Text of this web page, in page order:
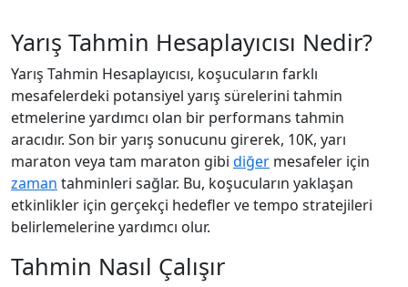
Yarış Tahmin Hesaplayıcısı Nedir?
Yarış Tahmin Hesaplayıcısı, koşucuların farklı
mesafelerdeki potansiyel yarış sürelerini tahmin
etmelerine yardımcı olan bir performans tahmin
aracıdır. Son bir yarış sonucunu girerek, 10K, yarı
maraton veya tam maraton gibi diğer mesafeler için
zaman tahminleri sağlar. Bu, koşucuların yaklaşan
etkinlikler için gerçekçi hedefler ve tempo stratejileri
belirlemelerine yardımcı olur.
Tahmin Nasıl Çalışır